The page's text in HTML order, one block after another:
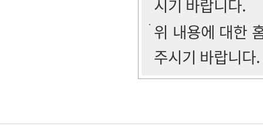
시기 바랍니다.
위 내용에 대한
주시기 바랍니다.